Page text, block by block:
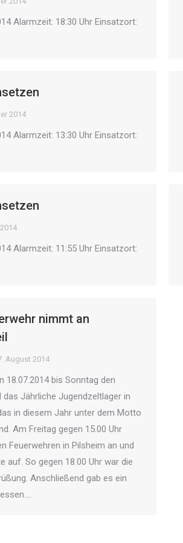
Alarmzeit: 18:30 Uhr Einsatzort:
2014
Alarmzeit: 13:30 Uhr Einsatzort:
Alarmzeit: 11:55 Uhr Einsatzort:
nimmt an
August 2014
18.07.2014 bis Sonntag den
das Jährliche Jugendzeltlager in
in diesem Jahr unter dem Motto
Am Freitag gegen 15.00 Uhr
Feuerwehren in Pilsheim an und
auf. So gegen 18.00 Uhr war die
Anschließend gab es ein